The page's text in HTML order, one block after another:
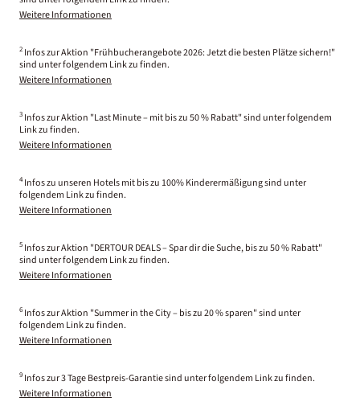
Weitere Informationen
2 Infos zur Aktion "Frühbucherangebote 2026: Jetzt die besten Plätze sichern!"
sind unter folgendem Link zu finden.
Weitere Informationen
3 Infos zur Aktion "Last Minute – mit bis zu 50 % Rabatt" sind unter folgendem
Link zu finden.
Weitere Informationen
4 Infos zu unseren Hotels mit bis zu 100% Kinderermäßigung sind unter
folgendem Link zu finden.
Weitere Informationen
5 Infos zur Aktion "DERTOUR DEALS – Spar dir die Suche, bis zu 50 % Rabatt"
sind unter folgendem Link zu finden.
Weitere Informationen
6 Infos zur Aktion "Summer in the City – bis zu 20 % sparen" sind unter
folgendem Link zu finden.
Weitere Informationen
9 Infos zur 3 Tage Bestpreis-Garantie sind unter folgendem Link zu finden.
Weitere Informationen